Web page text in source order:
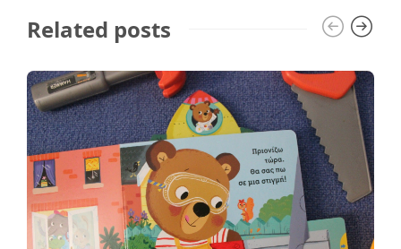
Related posts